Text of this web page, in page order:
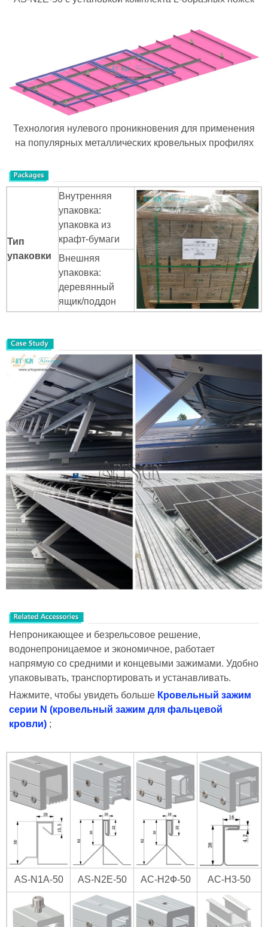
Технология нулевого проникновения для применения
на популярных металлических кровельных профилях
Тип
упаковки
Внутренняя
упаковка:
упаковка из
крафт-бумаги
Внешняя
упаковка:
деревянный
ящик/поддон
Непроникающее и безрельсовое решение,
водонепроницаемое и экономичное, работает
напрямую со средними и концевыми зажимами. Удобно
упаковывать, транспортировать и устанавливать.
Нажмите, чтобы увидеть больше Кровельный зажим
серии N (кровельный зажим для фальцевой
кровли) ;
AS-N1A-50 AS-N2E-50 АС-Н2Ф-50 АС-Н3-50